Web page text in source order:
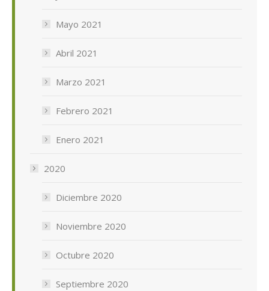
Mayo 2021
Abril 2021
Marzo 2021
Febrero 2021
Enero 2021
2020
Diciembre 2020
Noviembre 2020
Octubre 2020
Septiembre 2020